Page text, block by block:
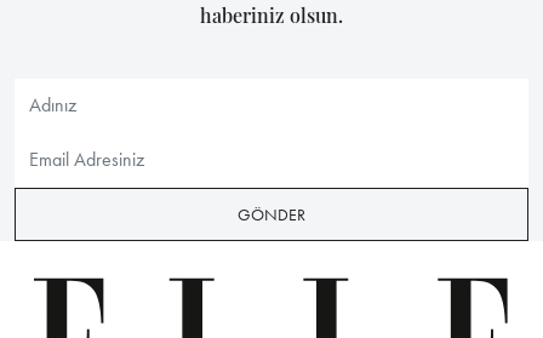
haberiniz olsun.
GÖNDER